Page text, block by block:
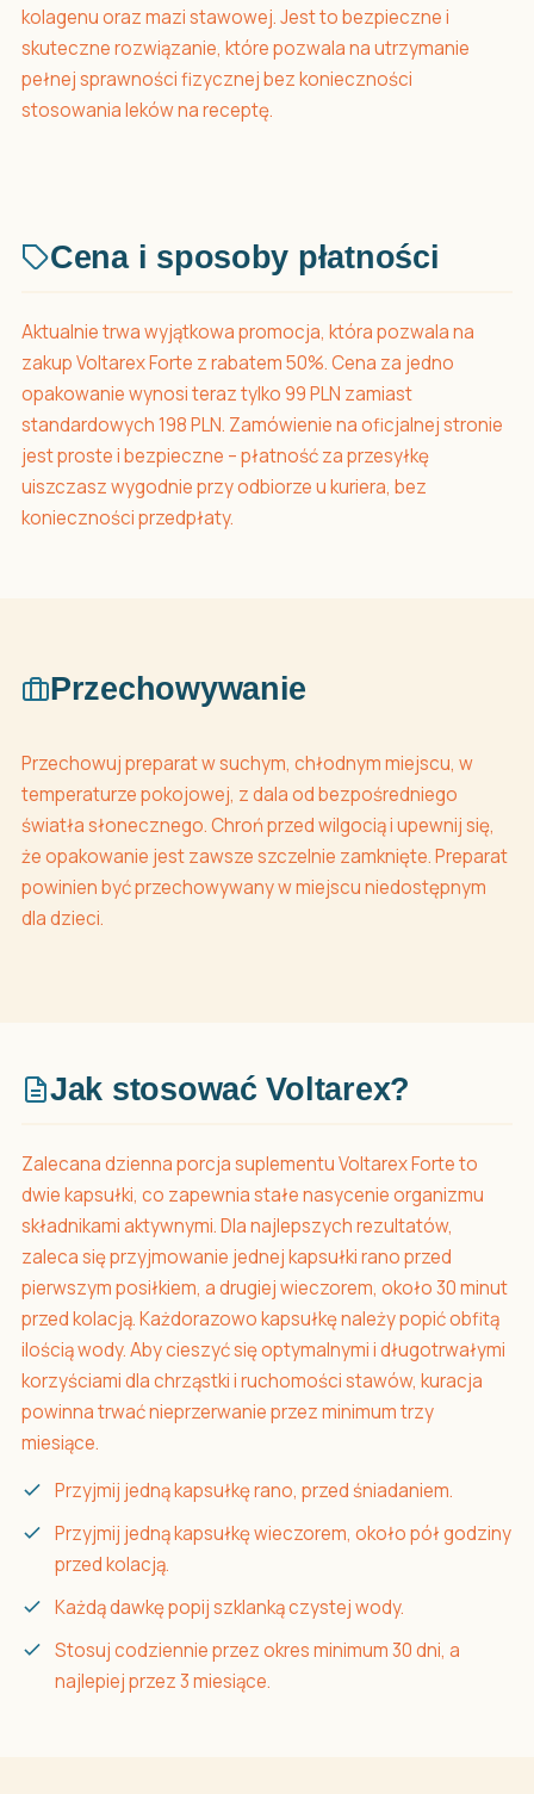
kolagenu oraz mazi stawowej. Jest to bezpieczne i
skuteczne rozwiązanie, które pozwala na utrzymanie
pełnej sprawności fizycznej bez konieczności
stosowania leków na receptę.
Cena i sposoby płatności
Aktualnie trwa wyjątkowa promocja, która pozwala na
zakup Voltarex Forte z rabatem 50%. Cena za jedno
opakowanie wynosi teraz tylko 99 PLN zamiast
standardowych 198 PLN. Zamówienie na oficjalnej stronie
jest proste i bezpieczne – płatność za przesyłkę
uiszczasz wygodnie przy odbiorze u kuriera, bez
konieczności przedpłaty.
Przechowywanie
Przechowuj preparat w suchym, chłodnym miejscu, w
temperaturze pokojowej, z dala od bezpośredniego
światła słonecznego. Chroń przed wilgocią i upewnij się,
że opakowanie jest zawsze szczelnie zamknięte. Preparat
powinien być przechowywany w miejscu niedostępnym
dla dzieci.
Jak stosować Voltarex?
Zalecana dzienna porcja suplementu Voltarex Forte to
dwie kapsułki, co zapewnia stałe nasycenie organizmu
składnikami aktywnymi. Dla najlepszych rezultatów,
zaleca się przyjmowanie jednej kapsułki rano przed
pierwszym posiłkiem, a drugiej wieczorem, około 30 minut
przed kolacją. Każdorazowo kapsułkę należy popić obfitą
ilością wody. Aby cieszyć się optymalnymi i długotrwałymi
korzyściami dla chrząstki i ruchomości stawów, kuracja
powinna trwać nieprzerwanie przez minimum trzy
miesiące.
Przyjmij jedną kapsułkę rano, przed śniadaniem.
Przyjmij jedną kapsułkę wieczorem, około pół godziny
przed kolacją.
Każdą dawkę popij szklanką czystej wody.
Stosuj codziennie przez okres minimum 30 dni, a
najlepiej przez 3 miesiące.